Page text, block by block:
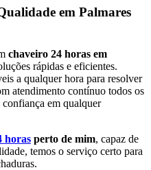
em Palmares
chaveiro 24 horas em
rápidas e eficientes.
a qualquer hora para resolver
atendimento contínuo todos os
confiança em qualquer
horas perto de mim, capaz de
temos o serviço certo para